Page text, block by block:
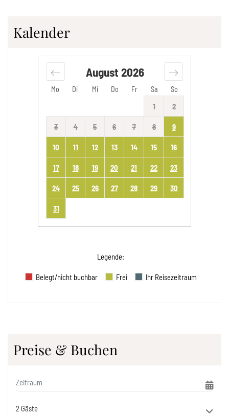
Kalender
Mo Di Mi Do Fr Sa So
August 2026
1 2
3 4 5 6 7 8 9
10 11 12 13 14 15 16
17 18 19 20 21 22 23
24 25 26 27 28 29 30
31
Legende:
Belegt/nicht buchbar Frei Ihr Reisezeitraum
Preise & Buchen